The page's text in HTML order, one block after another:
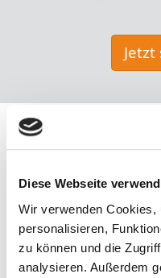
Diese Webseite
Wir verwenden Cookies,
personalisieren,
zu können und die
analysieren. Außerdem